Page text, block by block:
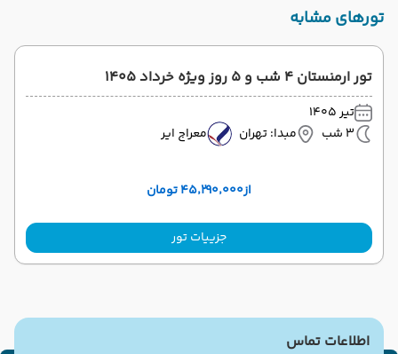
تورهای مشابه
تور ارمنستان 4 شب و 5 روز ویژه خرداد 1405
تیر 1405
3 شب
مبدا: تهران معراج ایر
از۴۵٬۲۹۰٬۰۰۰ تومان
جزییات تور
اطلاعات تماس